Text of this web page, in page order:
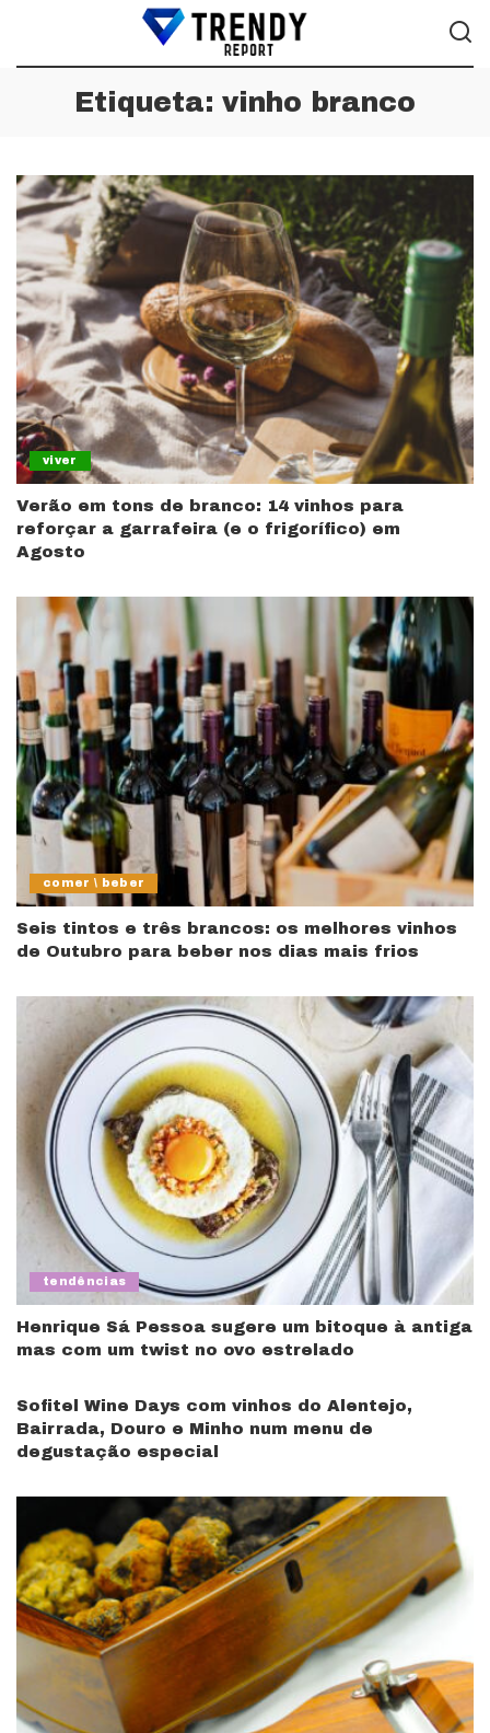
Etiqueta: vinho branco
viver
Verão em tons de branco: 14 vinhos para
reforçar a garrafeira (e o frigorífico) em
Agosto
comer \ beber
Seis tintos e três brancos: os melhores vinhos
de Outubro para beber nos dias mais frios
tendências
Henrique Sá Pessoa sugere um bitoque à antiga
mas com um twist no ovo estrelado
Sofitel Wine Days com vinhos do Alentejo,
Bairrada, Douro e Minho num menu de
degustação especial